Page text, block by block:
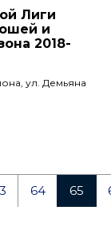
Лиги
и
2018-
ул. Демьяна
64 65